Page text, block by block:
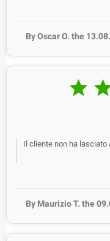
By Oscar O. the

Il cliente non ha lasciato
By Maurizio T. the